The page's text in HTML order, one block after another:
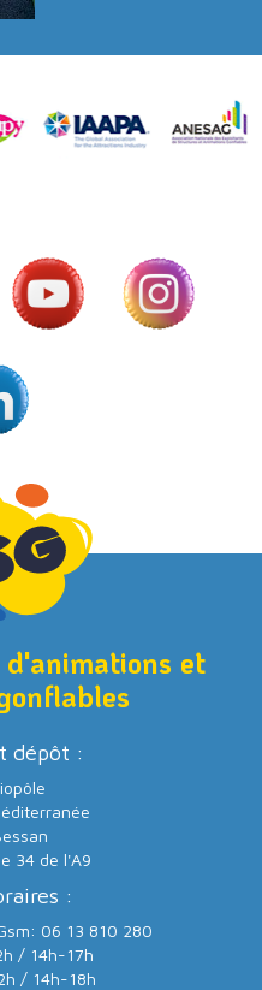
et
dépôt :
34 de l'A9
:
06 13 810 280
/ 14h-17h
/ 14h-18h